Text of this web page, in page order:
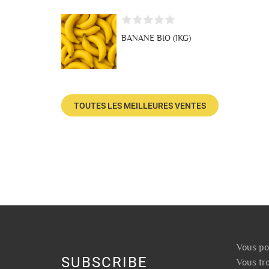
BANANE BIO (1KG)
TOUTES LES MEILLEURES VENTES
SUBSCRIBE
Vous
Vous